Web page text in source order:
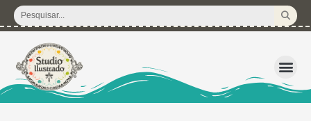
para
conteúdo
Pesquisar
...